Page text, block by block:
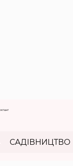
САДІВНИЦТВО